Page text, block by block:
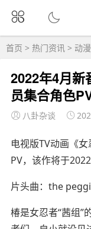
首页 > 热门资讯 > 动
2022年4月新
员集合角色
八卦杂谈
电视版TV动画《
PV，该作将于
片头曲：the
椿是女忍者“茜组”